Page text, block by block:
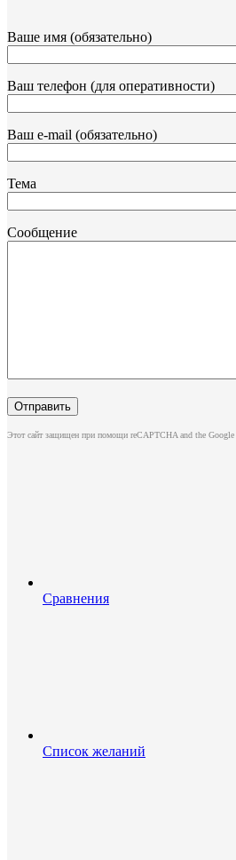
Ваше имя (обязательно)
Ваш телефон (для оперативности)
Ваш e-mail (обязательно)
Тема
Сообщение
Этот сайт защищен при помощи reCAPTCHA and the Google
Сравнения
Список желаний